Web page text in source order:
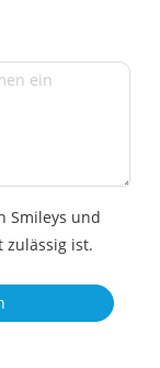
Smileys und
zulässig ist.